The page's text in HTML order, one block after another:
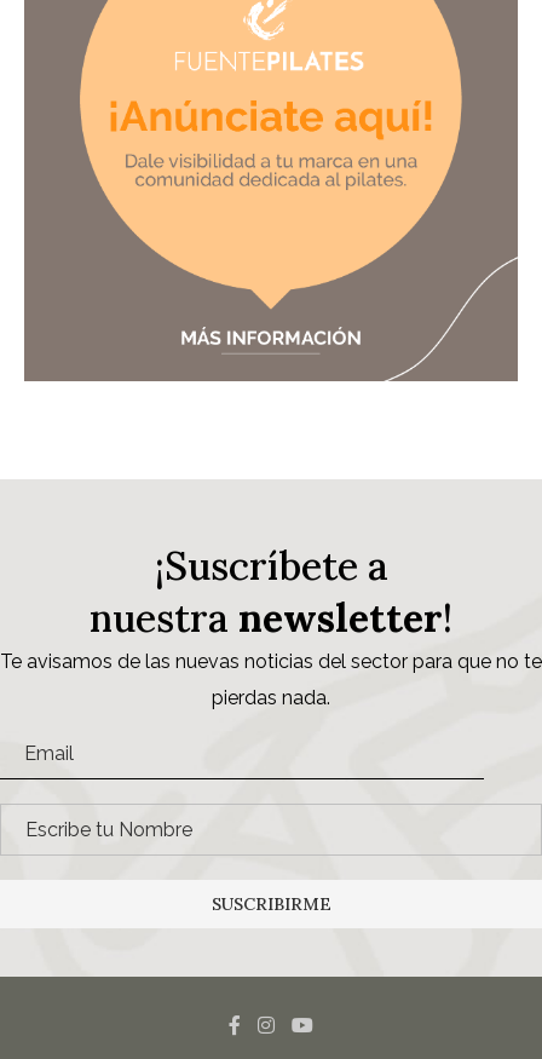
¡Suscríbete a
nuestra newsletter!
Te avisamos de las nuevas noticias del sector para que no te
pierdas nada.
SUSCRIBIRME